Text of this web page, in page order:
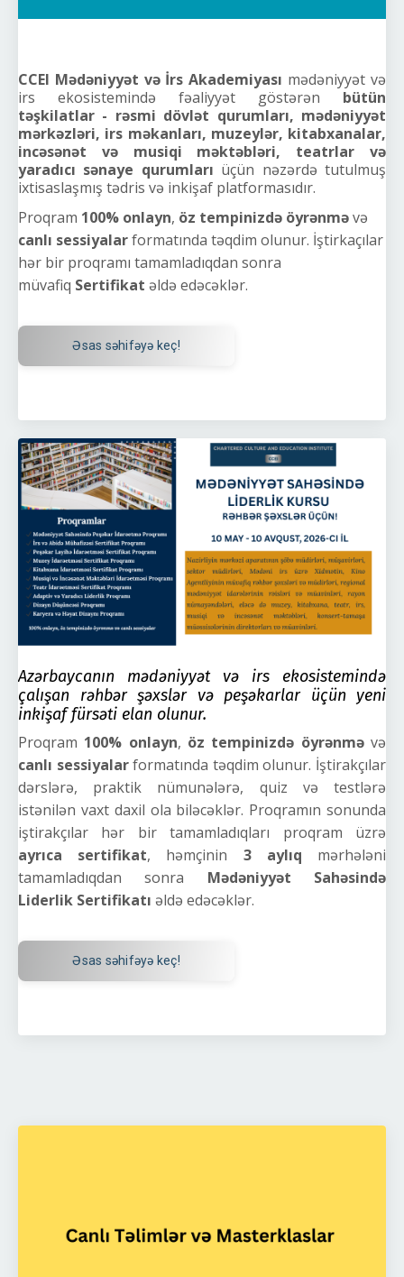
CCEI Mədəniyyət və İrs Akademiyası mədəniyyət və
irs ekosistemində fəaliyyət göstərən bütün
təşkilatlar - rəsmi dövlət qurumları, mədəniyyət
mərkəzləri, irs məkanları, muzeylər, kitabxanalar,
incəsənət və musiqi məktəbləri, teatrlar və
yaradıcı sənaye qurumları üçün nəzərdə tutulmuş
ixtisaslaşmış tədris və inkişaf platformasıdır.
Proqram 100% onlayn, öz tempinizdə öyrənməvə
canlı sessiyalarformatında təqdim olunur. İştirkaçılar
hər bir proqramı tamamladıqdan sonra
müvafiq Sertifikat əldə edəcəklər.
Əsas səhifəyə keç!
Azərbaycanın mədəniyyət və irs ekosistemində
çalışan rəhbər şəxslər və peşəkarlar üçün yeni
inkişaf fürsəti elan olunur.
Proqram 100% onlayn, öz tempinizdə öyrənməvə
canlı sessiyalarformatında təqdim olunur. İştirakçılar
dərslərə, praktik nümunələrə, quiz və testlərə
istənilən vaxt daxil ola biləcəklər. Proqramın sonunda
iştirakçılar hər bir tamamladıqları proqram üzrə
ayrıca sertifikat, həmçinin 3 aylıq mərhələni
tamamladıqdan sonra Mədəniyyət Sahəsində
Liderlik Sertifikatı əldə edəcəklər.
Əsas səhifəyə keç!